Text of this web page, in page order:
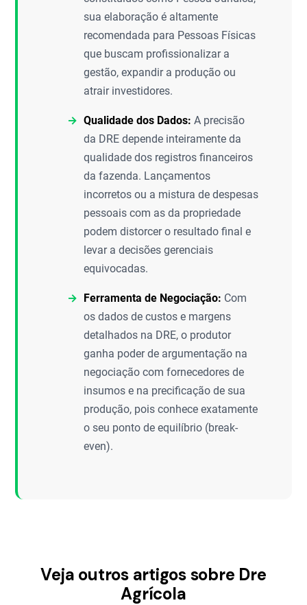
sua elaboração é altamente
recomendada para Pessoas Físicas
que buscam profissionalizar a
gestão, expandir a produção ou
atrair investidores.
Qualidade dos Dados: A precisão
da DRE depende inteiramente da
qualidade dos registros financeiros
da fazenda. Lançamentos
incorretos ou a mistura de despesas
pessoais com as da propriedade
podem distorcer o resultado final e
levar a decisões gerenciais
equivocadas.
Ferramenta de Negociação: Com
os dados de custos e margens
detalhados na DRE, o produtor
ganha poder de argumentação na
negociação com fornecedores de
insumos e na precificação de sua
produção, pois conhece exatamente
o seu ponto de equilíbrio (break-
even).
Veja outros artigos sobre Dre
Agrícola